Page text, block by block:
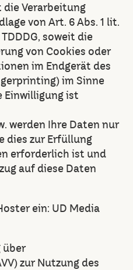
Verarbeitung
von Art. 6 Abs. 1 lit.
TDDDG, soweit die
von Cookies oder
im Endgerät des
im Sinne
Einwilligung ist
werden Ihre Daten nur
dies zur Erfüllung
erforderlich ist und
auf diese Daten
ein: UD Media
über
zur Nutzung des